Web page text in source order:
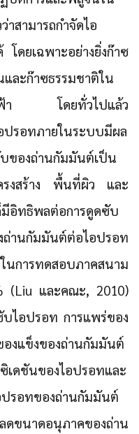
าสามารถกำจัดไอ
ดยเฉพาะอย่างยิ่งก๊าซ
และก๊าซธรรมชาติใน
ไฟฟ้า โดยทั่วไปแล้ว
รอทภายในระบบมีผล
บของถ่านกัมมันต์เป็น
รงสร้าง พื้นที่ผิว และ
อิทธิพลต่อการดูดซับ
นกัมมันต์ต่อไอปรอท
ารทดสอบภาคสนาม
(Liu และคณะ, 2010)
บไอปรอท การแพร่ของ
องแข็งของถ่านกัมมันต์
เดชันของไอปรอทและ
ปรอทของถ่านกัมมันต์
ดขนาดอนุภาคของถ่าน